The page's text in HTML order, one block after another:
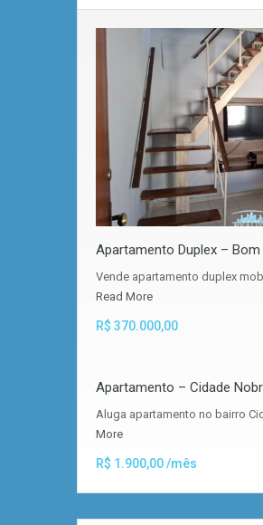
Apartamento Duplex – Bom
Vende apartamento duplex
Read More
R$ 370.000,00
Apartamento – Cidade
Aluga apartamento no bairro
More
R$ 1.900,00 /mês